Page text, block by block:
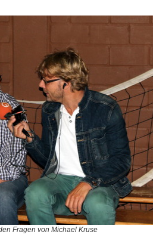
Fragen von Michael Kruse